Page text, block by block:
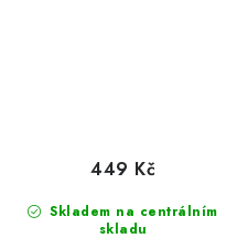
Skladem na centrálním
skladu
449 Kč